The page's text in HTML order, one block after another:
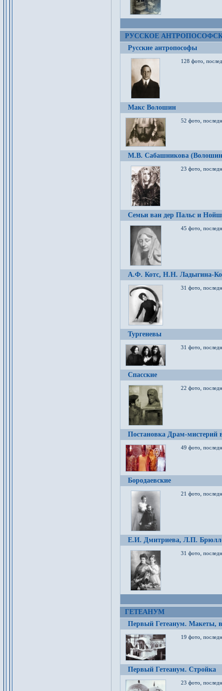
РУССКОЕ
Русские антропософы
128 фото,
Макс Волошин
52 фото,
М.В. Сабашникова
23 фото,
Семьи ван дер Пальс и
45 фото,
А.Ф. Котс, Н.Н. Ладыгина-
31 фото,
Тургеневы
31 фото,
Спасские
22 фото,
Постановка Драм-мистерий
49 фото,
Бородаевские
21 фото,
Е.И. Дмитриева, Л.П.
31 фото,
ГЕТЕАНУМ
Первый Гетеанум. Макеты,
19 фото,
Первый Гетеанум. Стройка
23 фото,